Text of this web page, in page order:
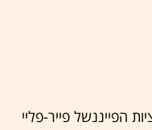
הפייננשל פייר-פליי